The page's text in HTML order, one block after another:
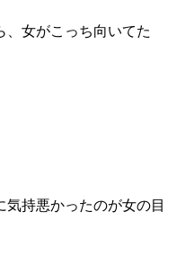
、女がこっち向いてた
持悪かったのが女の目